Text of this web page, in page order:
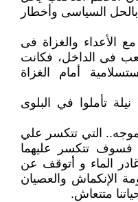
السياسى وأخطار
الأعداء والغزاة فى
فى الداخل، فكانت
أمام الغزاة
تأملوا في البلوى
التي تتكسر علي
فسوف تتكسر عليهما
الماء و أتوقف عن
الإنكماش والعصيان
متتعاش.